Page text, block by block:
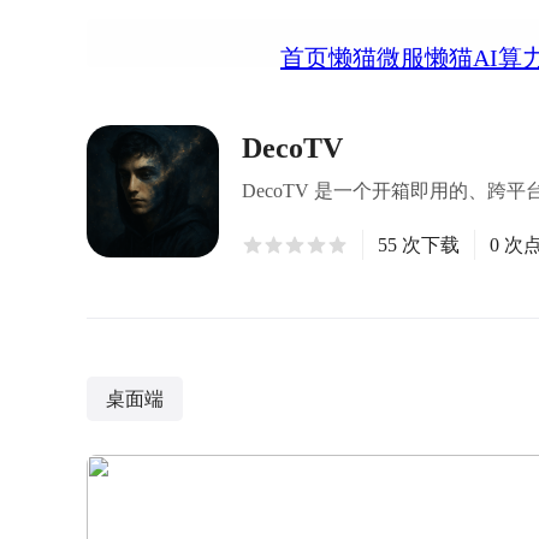
首页懒猫微服懒猫AI算
DecoTV
DecoTV 是一个开箱即用的、跨平
55 次下载 0 次
桌面端